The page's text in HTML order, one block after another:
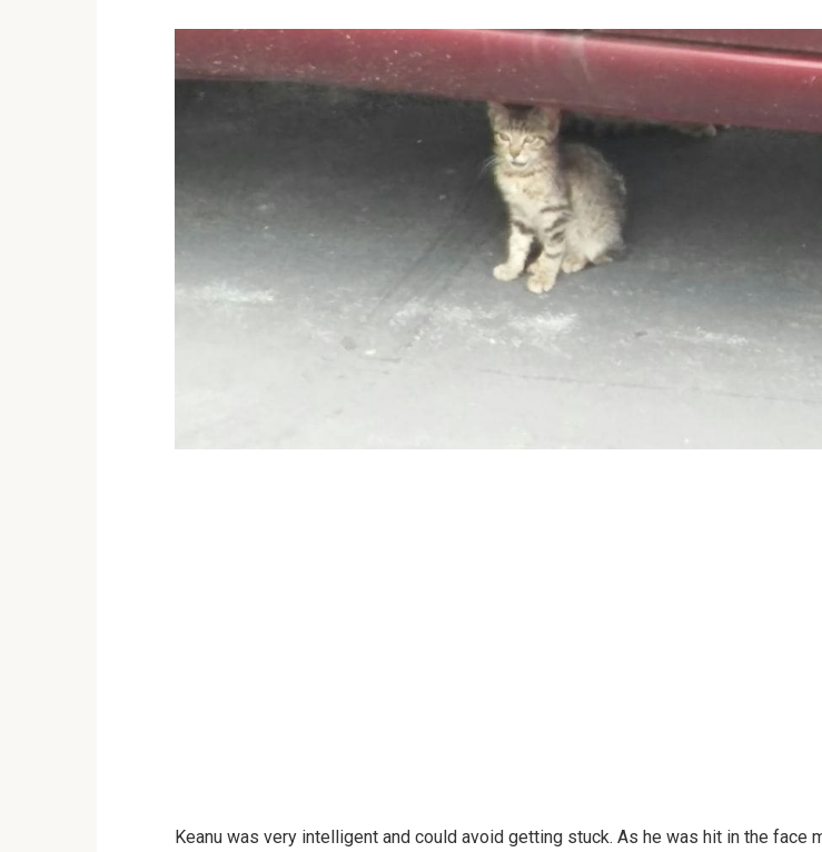
Keanu was very intelligent and could avoid getting stuck. As he was hit in the face